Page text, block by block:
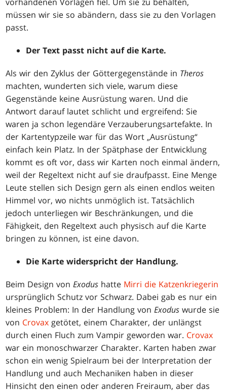
müssen wir sie so abändern, dass sie zu den Vorlagen
passt.
Der Text passt nicht auf die Karte.
Als wir den Zyklus der Göttergegenstände in Theros
machten, wunderten sich viele, warum diese
Gegenstände keine Ausrüstung waren. Und die
Antwort darauf lautet schlicht und ergreifend: Sie
waren ja schon legendäre Verzauberungsartefakte. In
der Kartentypzeile war für das Wort „Ausrüstung“
einfach kein Platz. In der Spätphase der Entwicklung
kommt es oft vor, dass wir Karten noch einmal ändern,
weil der Regeltext nicht auf sie draufpasst. Eine Menge
Leute stellen sich Design gern als einen endlos weiten
Himmel vor, wo nichts unmöglich ist. Tatsächlich
jedoch unterliegen wir Beschränkungen, und die
Fähigkeit, den Regeltext auch physisch auf die Karte
bringen zu können, ist eine davon.
Die Karte widerspricht der Handlung.
Beim Design vonExodus hatte Mirri die Katzenkriegerin
ursprünglich Schutz vor Schwarz. Dabei gab es nur ein
kleines Problem: In der Handlung vonExodus wurde sie
von Crovax getötet, einem Charakter, der unlängst
durch einen Fluch zum Vampir geworden war. Crovax
war ein monoschwarzer Charakter. Karten haben zwar
schon ein wenig Spielraum bei der Interpretation der
Handlung und auch Mechaniken haben in dieser
Hinsicht den einen oder anderen Freiraum, aber das